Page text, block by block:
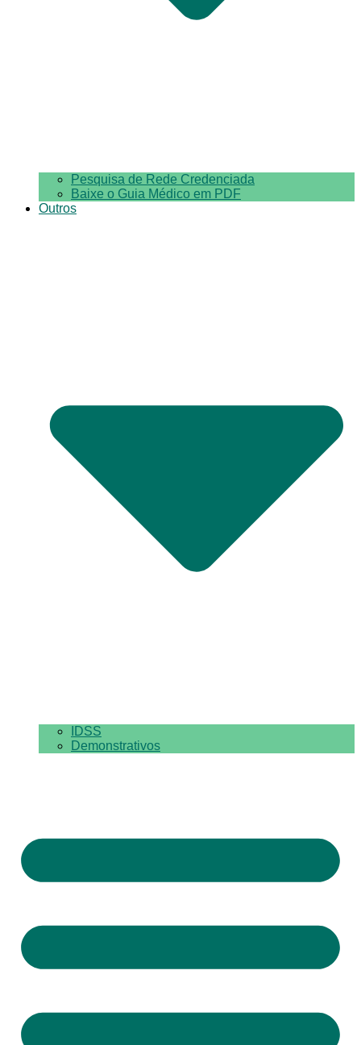
Pesquisa de Rede Credenciada
Baixe o Guia Médico em PDF
Outros
IDSS
Demonstrativos